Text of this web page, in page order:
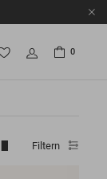
0
Filtern